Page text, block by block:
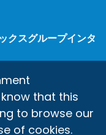
クスグループインタ
that this
to browse our
of cookies.